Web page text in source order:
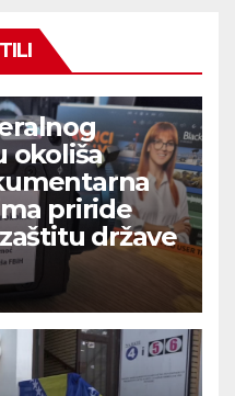
okoliša
priride
države